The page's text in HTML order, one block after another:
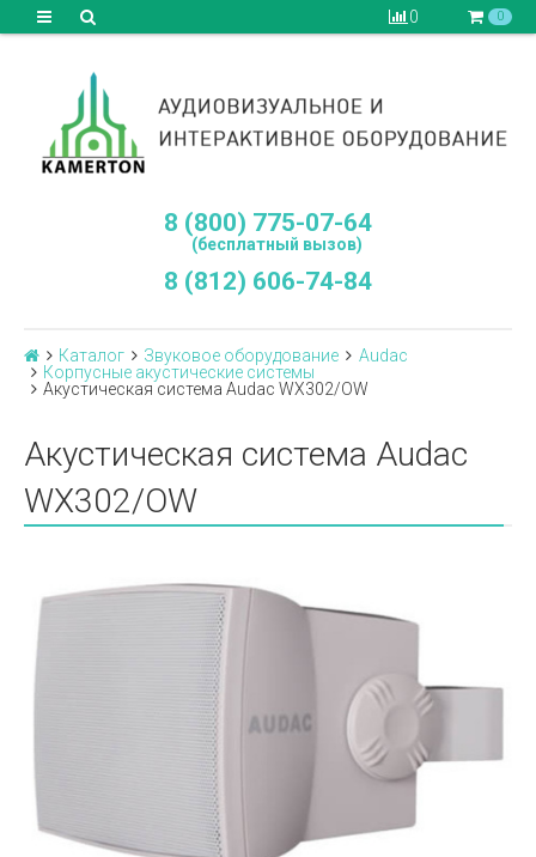
0 0
8 (800) 775-07-64
(бесплатный вызов)
8 (812) 606-74-84
Каталог Звуковое оборудование
Audac
Корпусные акустические системы
Акустическая система Audac WX302/OW
Акустическая система Audac
WX302/OW